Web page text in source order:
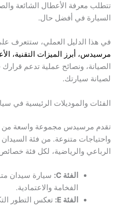
تتطلب معرفة الأعطال الشائعة
السيارة في أفضل حال.
في هذا الدليل العملي، ستتعرف
مرسيدس، أبرز الميزات التقنية،
الصيانة، ونصائح عملية تدعم
لصيانة سيارتك.
الفئات والموديلات الرئيسية في
تقدم مرسيدس مجموعة واسعة من
واحتياجات متنوعة. من فئة
الرباعي والرياضية، لكل فئة
الفئة C:
سيارة سيدان
الفخامة والاعتمادية.
الفئة E:
تعكس التطور